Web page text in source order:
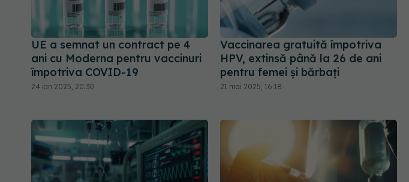
UE a semnat un contract pe 4
ani cu Moderna pentru vaccinuri
împotriva COVID-19
24 ian 2025, 20:30
Vaccinarea gratuită împotriva
HPV, extinsă până la 26 de ani
pentru femei și bărbați
21 mai 2025, 16:18